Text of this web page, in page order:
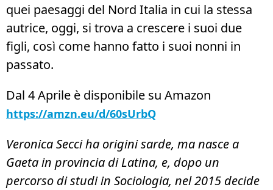
quei paesaggi del Nord Italia in cui la stessa
autrice, oggi, si trova a crescere i suoi due
figli, così come hanno fatto i suoi nonni in
passato.
Dal 4 Aprile è disponibile su Amazon
https://amzn.eu/d/60sUrbQ
Veronica Secci ha origini sarde, ma nasce a
Gaeta in provincia di Latina, e, dopo un
percorso di studi in Sociologia, nel 2015 decide